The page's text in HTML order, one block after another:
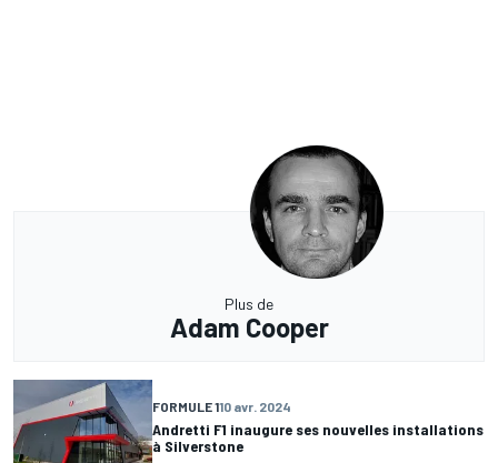
Plus de
Adam Cooper
FORMULE 110 avr. 2024
Andretti F1 inaugure ses nouvelles installations
à Silverstone